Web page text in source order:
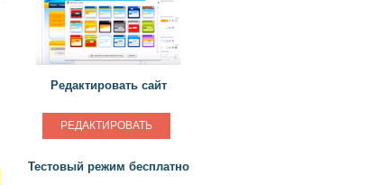
Редактировать сайт
РЕДАКТИРОВАТЬ
Тестовый режим бесплатно